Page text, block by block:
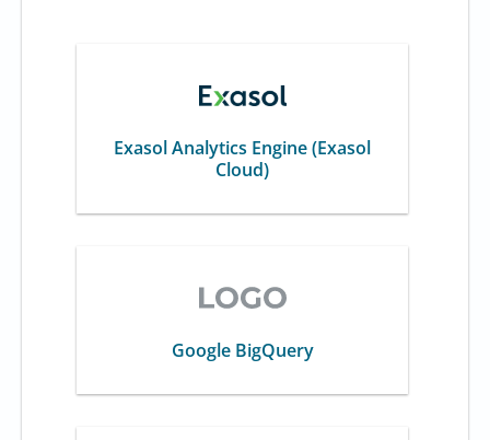
Exasol Analytics Engine (Exasol
Cloud)
Google BigQuery